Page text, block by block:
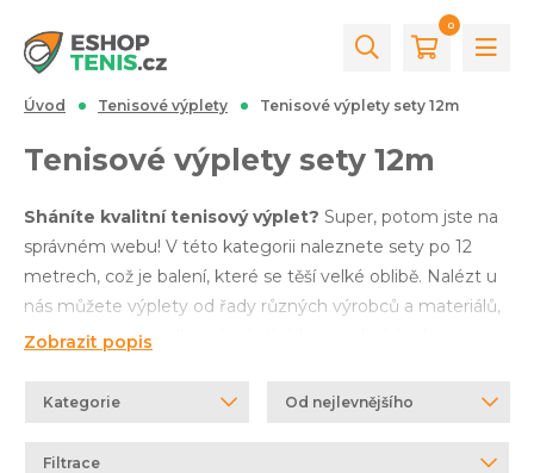
0
Úvod Tenisové výplety Tenisové výplety sety 12m
Tenisové výplety sety 12m
Sháníte kvalitní tenisový výplet? Super, potom jste na
správném webu! V této kategorii naleznete sety po 12
metrech, což je balení, které se těší velké oblibě. Nalézt u
nás můžete výplety od řady různých výrobců a materiálů,
stačí si jen vybrat dle individuálních požadavků v levém
preferovaná varianta. Nechcete dlouze hledat? Co takhle
Comfort Plus
? Nabízíme také výhodnější alternativu a to
Zobrazit popis
Od nejlevnějšího
Kategorie
Filtrace